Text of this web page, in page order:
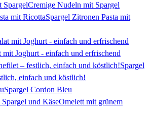
Cremige Nudeln mit Spargel
Spargel Zitronen Pasta mit
Joghurt - einfach und erfrischend
Spargel
einfach und köstlich!
Spargel Cordon Bleu
Omelett mit grünem